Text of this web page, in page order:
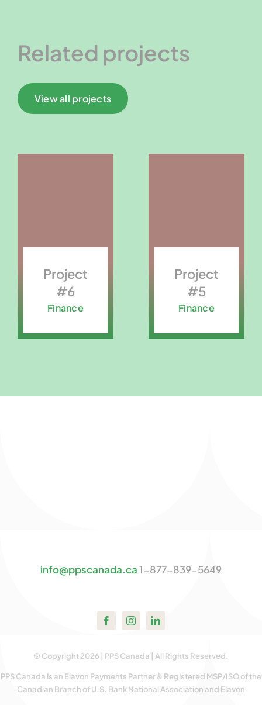
Related projects
View all projects
Project
#6
Finance
Project
#5
Finance
info@ppscanada.ca1-877-839-5649
© Copyright 2026 | PPS Canada | All Rights Reserved.
PPS Canada is an Elavon Payments Partner & Registered MSP/ISO of the
Canadian Branch of U.S. Bank National Association and Elavon